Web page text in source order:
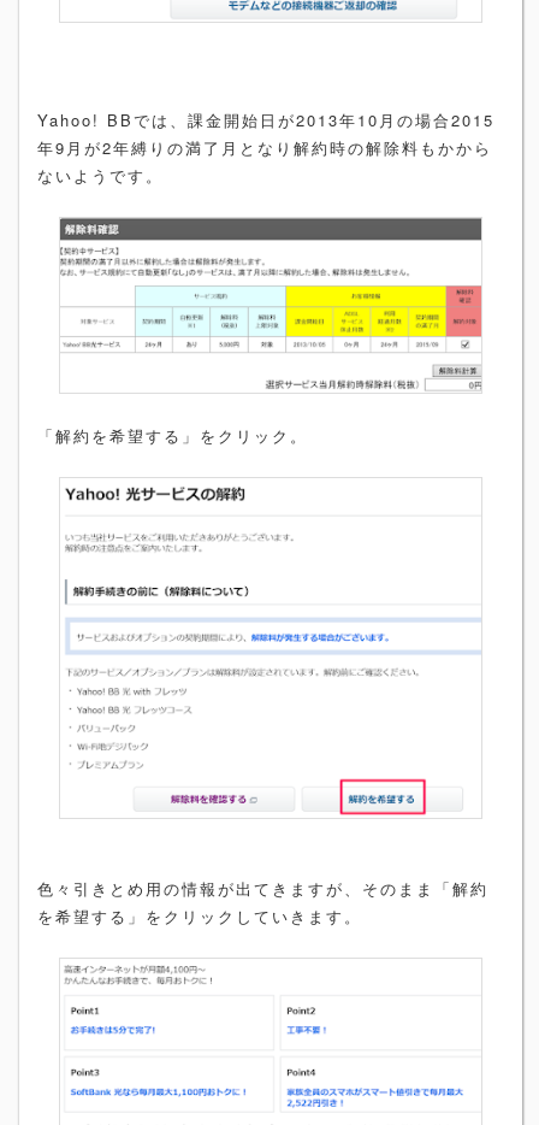
Yahoo! BBでは、課金開始日が2013年10月の場合2015
年9月が2年縛りの満了月となり解約時の解除料もかから
ないようです。
「解約を希望する」をクリック。
色々引きとめ用の情報が出てきますが、そのまま「解約
を希望する」をクリックしていきます。